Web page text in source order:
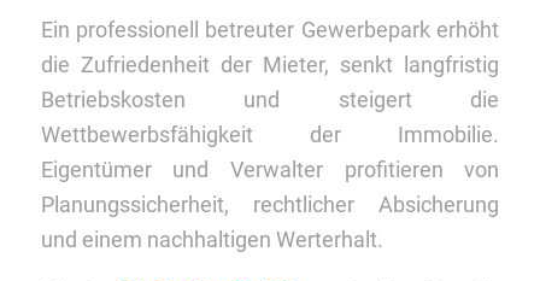
Ein professionell betreuter Gewerbepark erhöht
die Zufriedenheit der Mieter, senkt langfristig
Betriebskosten und steigert die
Wettbewerbsfähigkeit der Immobilie.
Eigentümer und Verwalter profitieren von
Planungssicherheit, rechtlicher Absicherung
und einem nachhaltigen Werterhalt.